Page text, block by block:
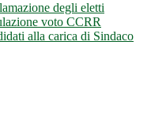
degli eletti
voto CCRR
alla carica di Sindaco